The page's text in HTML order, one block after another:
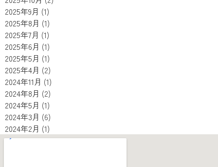
2025年9月 (1)
2025年8月 (1)
2025年7月 (1)
2025年6月 (1)
2025年5月 (1)
2025年4月 (2)
2024年11月 (1)
2024年8月 (2)
2024年5月 (1)
2024年3月 (6)
2024年2月 (1)